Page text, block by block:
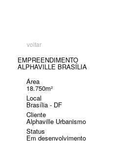
voltar
EMPREENDIMENTO
ALPHAVILLE BRASÍLIA
Área
18.750m²
Local
Brasília - DF
Cliente
Alphaville Urbanismo
Status
Em desenvolvimento